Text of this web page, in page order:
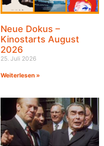
Neue Dokus –
Kinostarts August
2026
25. Juli 2026
Weiterlesen »